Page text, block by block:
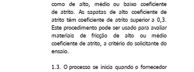
como de alto, médio ou baixo coeficiente
de atrito. As sapatas de alto coeficiente de
atrito têm coeficiente de atrito superior a 0,3.
Este procedimento pode ser usado para avaliar
materiais de fricção de alto ou médio
coeficiente de atrito, a critério do solicitante do
ensaio.
1.3. O processo se inicia quando o fornecedor